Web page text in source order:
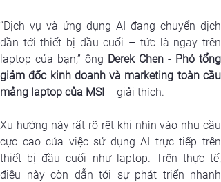
“Dịch vụ và ứng dụng AI đang chuyển dịch
dần tới thiết bị đầu cuối – tức là ngay trên
laptop của bạn,” ông Derek Chen - Phó tổng
giảm đốc kinh doanh và marketing toàn cầu
mảng laptop của MSI – giải thích.
Xu hướng này rất rõ rệt khi nhìn vào nhu cầu
cực cao của việc sử dụng AI trực tiếp trên
thiết bị đầu cuối như laptop. Trên thực tế,
điều này còn dẫn tới sự phát triển nhanh